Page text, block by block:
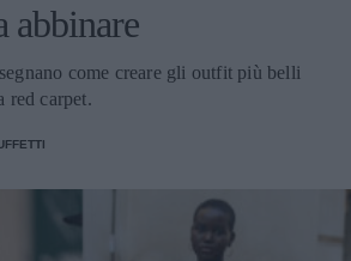
abbinare
come creare gli outfit più belli
red carpet.